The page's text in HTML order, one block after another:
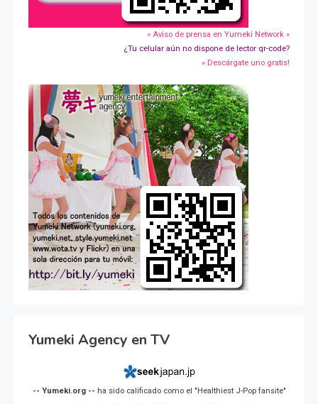
» Aviso de prensa en Yumeki Network »
¿Tu celular aún no dispone de lector qr-code?
» Descárgate uno gratis!
Yumeki Agency en TV
-- Yumeki.org -- ha sido calificado como el "Healthiest J-Pop fansite"